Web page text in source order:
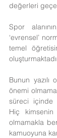
değerleri
Spor
‘evrensel’
temel
Bunun yazılı
önemi
süreci içinde
Hiç kimsenin
olmamakla
kamuoyuna